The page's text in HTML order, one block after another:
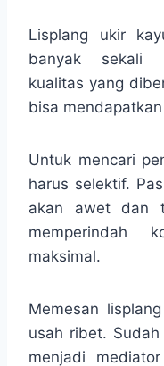
Lisplang ukir
banyak sekali
kualitas yang
bisa
Untuk mencari
harus selektif.
akan awet dan
memperindah
maksimal.
Memesan
usah ribet.
menjadi